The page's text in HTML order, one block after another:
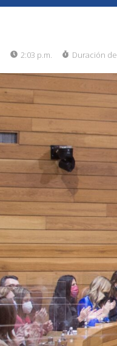
2:03 p.m. Duración